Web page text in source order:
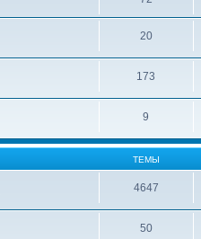
20
173
9
ТЕМЫ
4647
50